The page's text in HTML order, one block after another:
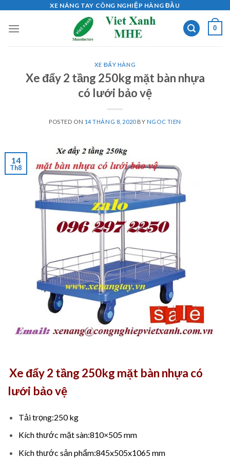
content
XE NÂNG TAY CÔNG NGHIỆP HÀNG ĐẦU
0
XE ĐẨY HÀNG
Xe đẩy 2 tầng 250kg mặt bàn nhựa
có lưới bảo vệ
POSTED ON 14 THÁNG 8, 2020BY NGOC TIEN
14
Th8
Xe đẩy 2 tầng 250kg mặt bàn nhựa có
lưới bảo vệ
Tải trọng:250 kg
Kích thước mặt sàn:810×505 mm
Kích thước sản phẩm:845x505x1065 mm